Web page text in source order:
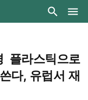
플라스틱으로
다, 유럽서 재